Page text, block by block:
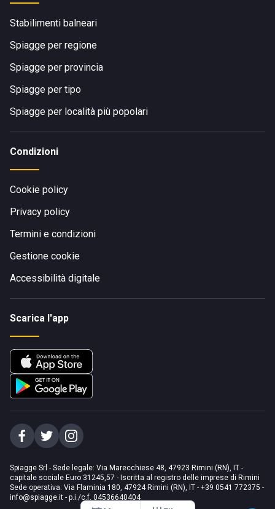
Stabilimenti balneari
Spiagge per regione
Spiagge per provincia
Spiagge per tipo
Spiagge per località più popolari
Condizioni
Cookie policy
Privacy policy
Termini e condizioni
Gestione cookie
Accessibilità digitale
Scarica l'app
Spiagge Srl - Sede legale: Via Marecchiese 48, 47923 Rimini (RN), IT -
capitale sociale Euro 31245,57 - Iscritta al registro delle imprese di Rimini
Sede operativa: Via Flaminia 180, 47924 Rimini (RN), IT - +39 0541 772375 -
info@spiagge.it - p.i./c.f. 04536640404